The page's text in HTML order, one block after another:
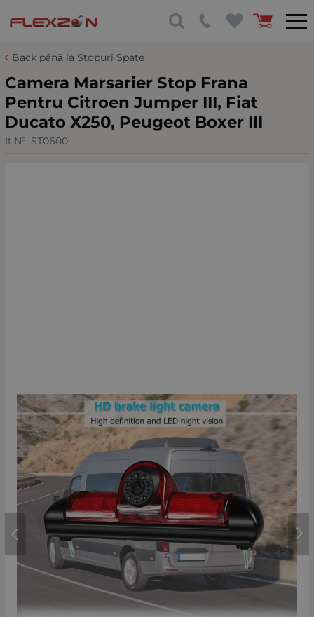
Back până la Stopuri Spate
Camera Marsarier Stop Frana
Pentru Citroen Jumper III, Fiat
Ducato X250, Peugeot Boxer III
It.№: ST0600